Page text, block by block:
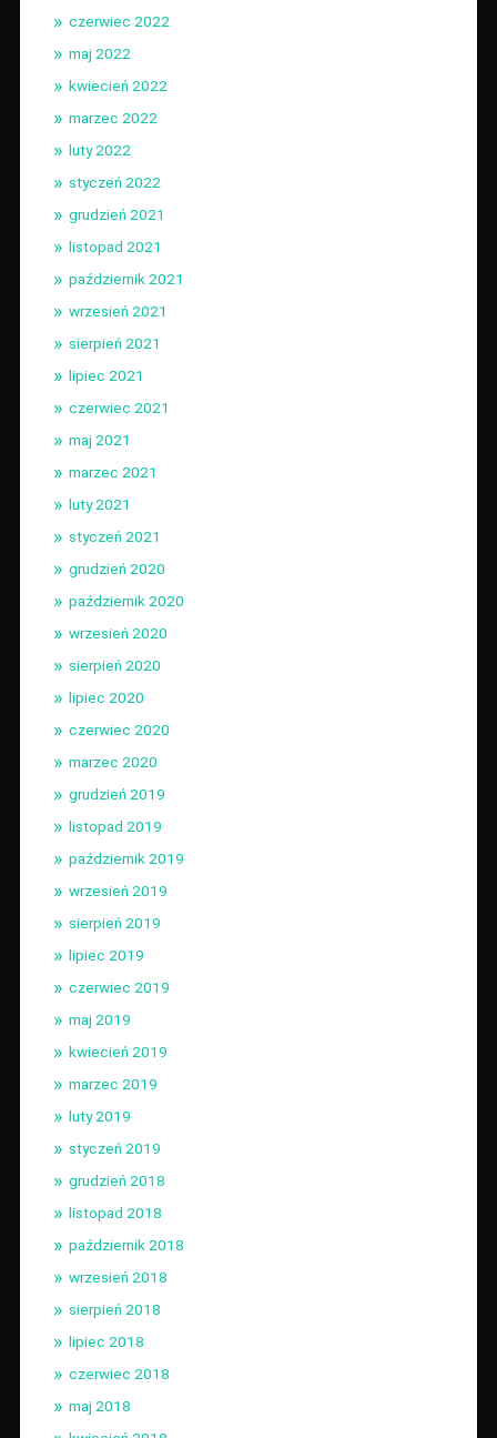
czerwiec 2022
maj 2022
kwiecień 2022
marzec 2022
luty 2022
styczeń 2022
grudzień 2021
listopad 2021
październik 2021
wrzesień 2021
sierpień 2021
lipiec 2021
czerwiec 2021
maj 2021
marzec 2021
luty 2021
styczeń 2021
grudzień 2020
październik 2020
wrzesień 2020
sierpień 2020
lipiec 2020
czerwiec 2020
marzec 2020
grudzień 2019
listopad 2019
październik 2019
wrzesień 2019
sierpień 2019
lipiec 2019
czerwiec 2019
maj 2019
kwiecień 2019
marzec 2019
luty 2019
styczeń 2019
grudzień 2018
listopad 2018
październik 2018
wrzesień 2018
sierpień 2018
lipiec 2018
czerwiec 2018
maj 2018